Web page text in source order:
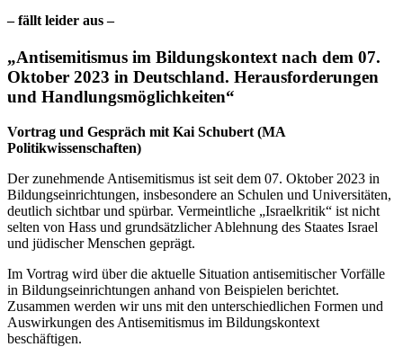
– fällt leider aus –
„Antisemitismus im Bildungskontext nach dem 07.
Oktober 2023 in Deutschland. Herausforderungen
und Handlungsmöglichkeiten“
Vortrag und Gespräch mit Kai Schubert (MA
Politikwissenschaften)
Der zunehmende Antisemitismus ist seit dem 07. Oktober 2023 in
Bildungseinrichtungen, insbesondere an Schulen und Universitäten,
deutlich sichtbar und spürbar. Vermeintliche „Israelkritik“ ist nicht
selten von Hass und grundsätzlicher Ablehnung des Staates Israel
und jüdischer Menschen geprägt.
Im Vortrag wird über die aktuelle Situation antisemitischer Vorfälle
in Bildungseinrichtungen anhand von Beispielen berichtet.
Zusammen werden wir uns mit den unterschiedlichen Formen und
Auswirkungen des Antisemitismus im Bildungskontext
beschäftigen.